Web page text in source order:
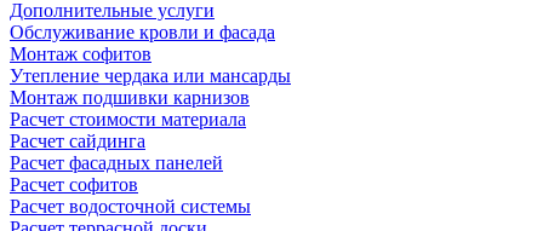
Дополнительные услуги
Обслуживание кровли и фасада
Монтаж софитов
Утепление чердака или мансарды
Монтаж подшивки карнизов
Расчет стоимости материала
Расчет сайдинга
Расчет фасадных панелей
Расчет софитов
Расчет водосточной системы